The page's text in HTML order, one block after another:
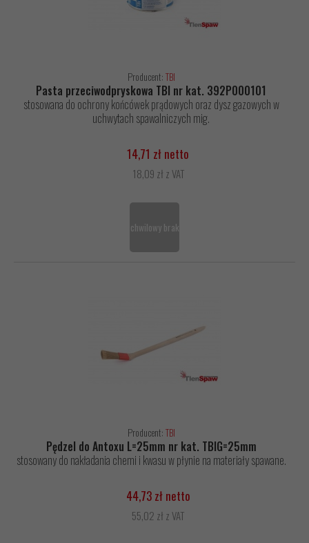
Producent:TBI
Pasta przeciwodpryskowa TBI nr kat. 392P000101
stosowana do ochrony końcówek prądowych oraz dysz gazowych w
uchwytach spawalniczych mig.
14,71 zł netto
18,09 zł z VAT
chwilowy brak
Producent:TBI
Pędzel do Antoxu L=25mm nr kat. TBIG=25mm
stosowany do nakładania chemi i kwasu w płynie na materiały spawane.
44,73 zł netto
55,02 zł z VAT